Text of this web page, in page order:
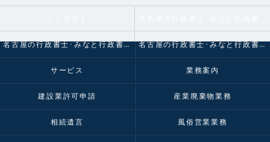
名古屋の行政書士･みなと行政書士法人の評判 名古屋の行政書士･みなと行政書士法人のお客様の声
サービス 業務案内
建設業許可申請 産業廃棄物業務
相続遺言 風俗営業業務